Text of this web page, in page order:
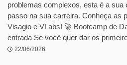
problemas complexos, esta é a sua
passo na sua carreira. Conheça as
Visagio e VLabs! 🚀 Bootcamp de
entrada Se você quer dar os
22/06/2026